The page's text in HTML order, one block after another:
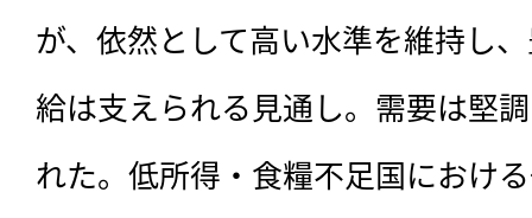
が、依然として高い水準を維持し
給は支えられる見通し。需要は堅
れた。低所得・食糧不足国におけ